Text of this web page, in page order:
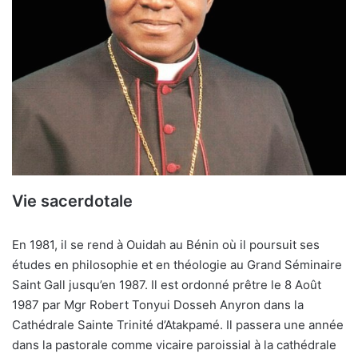
Vie sacerdotale
En 1981, il se rend à Ouidah au Bénin où il poursuit ses
études en philosophie et en théologie au Grand Séminaire
Saint Gall jusqu’en 1987. Il est ordonné prêtre le 8 Août
1987 par Mgr Robert Tonyui Dosseh Anyron dans la
Cathédrale Sainte Trinité d’Atakpamé. Il passera une année
dans la pastorale comme vicaire paroissial à la cathédrale